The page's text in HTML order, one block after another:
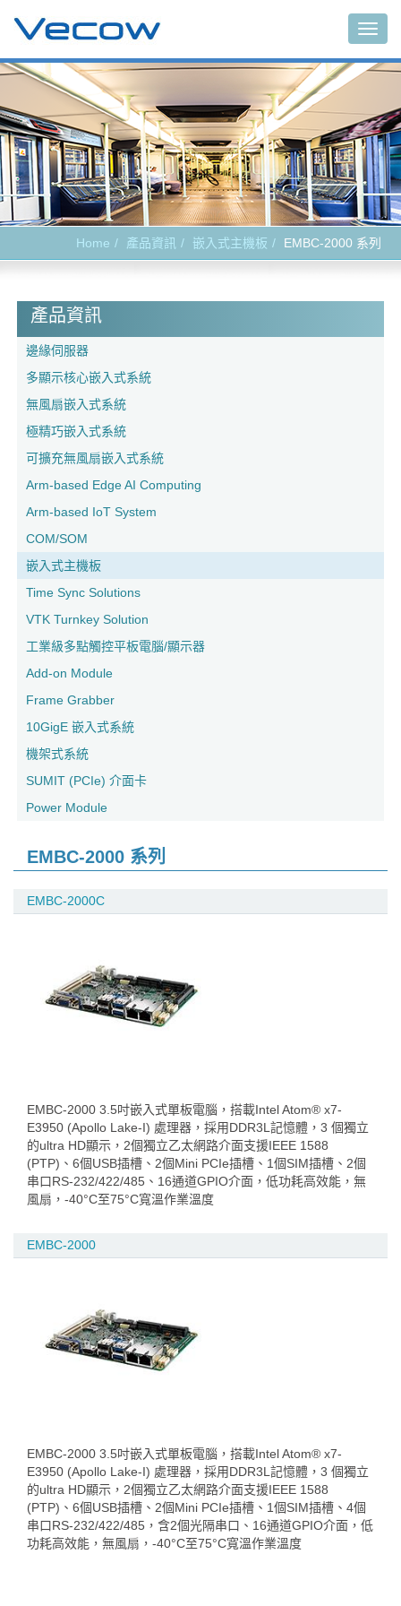
Home 產品資訊 嵌入式主機板 EMBC-2000 系列
產品資訊
邊緣伺服器
多顯示核心嵌入式系統
無風扇嵌入式系統
極精巧嵌入式系統
可擴充無風扇嵌入式系統
Arm-based Edge AI Computing
Arm-based IoT System
COM/SOM
嵌入式主機板
Time Sync Solutions
VTK Turnkey Solution
工業級多點觸控平板電腦/顯示器
Add-on Module
Frame Grabber
10GigE 嵌入式系統
機架式系統
SUMIT (PCIe) 介面卡
Power Module
EMBC-2000 系列
EMBC-2000C
EMBC-2000 3.5吋嵌入式單板電腦，搭載Intel Atom® x7-
E3950 (Apollo Lake-I) 處理器，採用DDR3L記憶體，3 個獨立
的ultra HD顯示，2個獨立乙太網路介面支援IEEE 1588
(PTP)、6個USB插槽、2個Mini PCIe插槽、1個SIM插槽、2個
串口RS-232/422/485、16通道GPIO介面，低功耗高效能，無
風扇，-40°C至75°C寬溫作業溫度
EMBC-2000
EMBC-2000 3.5吋嵌入式單板電腦，搭載Intel Atom® x7-
E3950 (Apollo Lake-I) 處理器，採用DDR3L記憶體，3 個獨立
的ultra HD顯示，2個獨立乙太網路介面支援IEEE 1588
(PTP)、6個USB插槽、2個Mini PCIe插槽、1個SIM插槽、4個
串口RS-232/422/485，含2個光隔串口、16通道GPIO介面，低
功耗高效能，無風扇，-40°C至75°C寬溫作業溫度